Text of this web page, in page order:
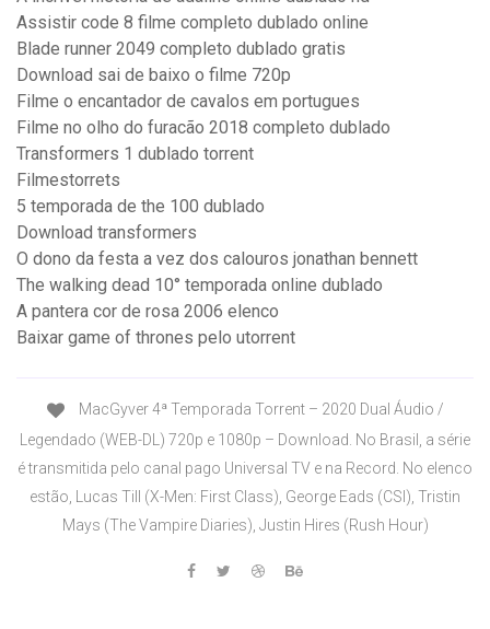
Assistir code 8 filme completo dublado online
Blade runner 2049 completo dublado gratis
Download sai de baixo o filme 720p
Filme o encantador de cavalos em portugues
Filme no olho do furacão 2018 completo dublado
Transformers 1 dublado torrent
Filmestorrets
5 temporada de the 100 dublado
Download transformers
O dono da festa a vez dos calouros jonathan bennett
The walking dead 10° temporada online dublado
A pantera cor de rosa 2006 elenco
Baixar game of thrones pelo utorrent
MacGyver 4ª Temporada Torrent – 2020 Dual Áudio /
Legendado (WEB-DL) 720p e 1080p – Download. No Brasil, a série
é transmitida pelo canal pago Universal TV e na Record. No elenco
estão, Lucas Till (X-Men: First Class), George Eads (CSI), Tristin
Mays (The Vampire Diaries), Justin Hires (Rush Hour)